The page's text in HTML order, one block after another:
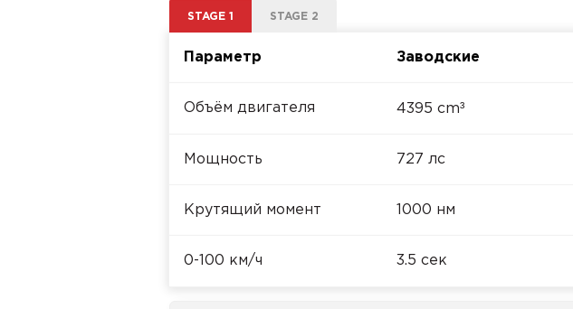
STAGE 1 STAGE 2
Параметр Заводские
Объём двигателя 4395 cm³
Мощность 727 лс
Крутящий момент 1000 нм
0-100 км/ч 3.5 сек